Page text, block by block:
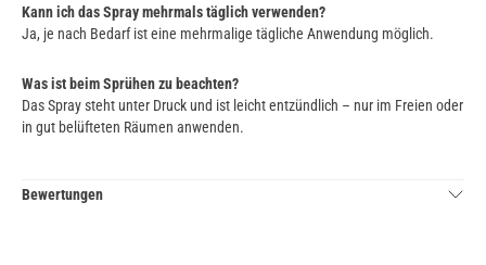
Kann ich das Spray mehrmals täglich verwenden?
Ja, je nach Bedarf ist eine mehrmalige tägliche Anwendung möglich.
Was ist beim Sprühen zu beachten?
Das Spray steht unter Druck und ist leicht entzündlich – nur im Freien oder
in gut belüfteten Räumen anwenden.
Bewertungen